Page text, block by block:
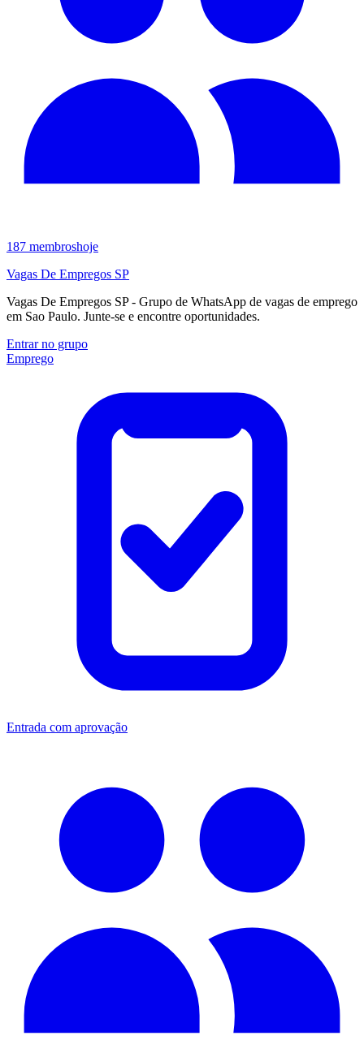
187 membroshoje
Vagas De Empregos SP
Vagas De Empregos SP - Grupo de WhatsApp de vagas de emprego
em Sao Paulo. Junte-se e encontre oportunidades.
Entrar no grupo
Emprego
Entrada com aprovação